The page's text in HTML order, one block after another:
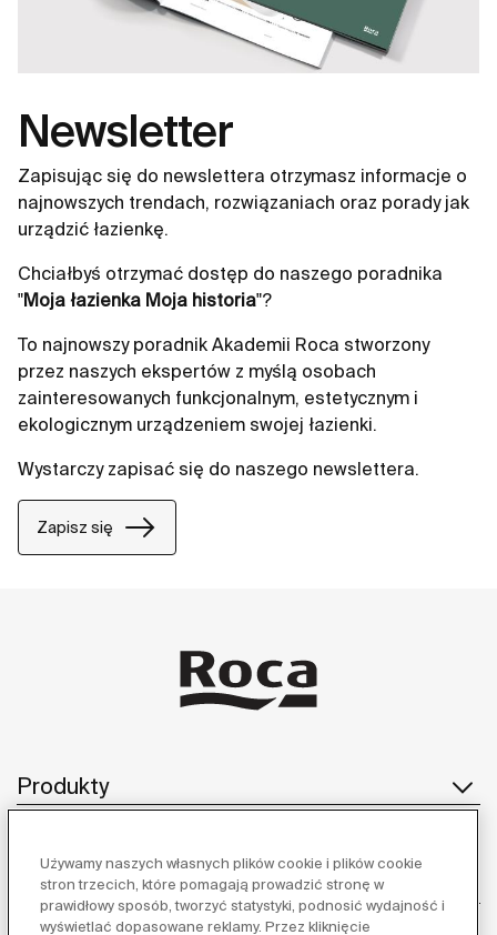
Newsletter
Zapisując się do newslettera otrzymasz informacje o
najnowszych trendach, rozwiązaniach oraz porady jak
urządzić łazienkę.
Chciałbyś otrzymać dostęp do naszego poradnika
"Moja łazienka Moja historia"?
To najnowszy poradnik Akademii Roca stworzony
przez naszych ekspertów z myślą osobach
zainteresowanych funkcjonalnym, estetycznym i
ekologicznym urządzeniem swojej łazienki.
Wystarczy zapisać się do naszego newslettera.
Zapisz się
Produkty
Obsługa klienta
Używamy naszych własnych plików cookie i plików cookie
stron trzecich, które pomagają prowadzić stronę w
prawidłowy sposób, tworzyć statystyki, podnosić wydajność i
wyświetlać dopasowane reklamy. Przez kliknięcie